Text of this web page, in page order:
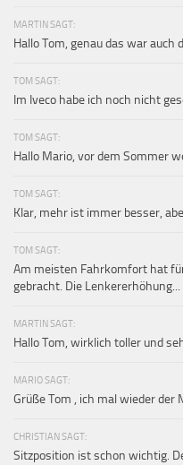
MARTIN SAGT:
Hallo Tom, genau das war
TOM SAGT:
Im Iveco habe ich noch nicht
TOM SAGT:
Hallo Mario, vor dem Sommer
TOM SAGT:
Klar, mehr ist immer besser,
TOM SAGT:
Am meisten Fahrkomfort hat
gebracht. Die Lenkererhöhung...
MARTIN SAGT:
Hallo Tom, wirklich toller und
MARIO SAGT:
Grüße Tom , ich mal wieder der
CHRISTIAN SAGT:
Sitzposition ist schon wichtig.